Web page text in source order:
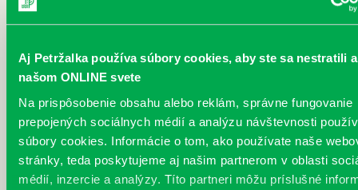
Aj Petržalka používa súbory cookies, aby ste sa nestratili
našom ONLINE svete
Na prispôsobenie obsahu alebo reklám, správne fungovanie
prepojených sociálnych médií a analýzu návštevnosti
súbory cookies. Informácie o tom, ako používate naše
stránky, teda poskytujeme aj našim partnerom v oblasti
médií, inzercie a analýzy. Títo partneri môžu príslušné